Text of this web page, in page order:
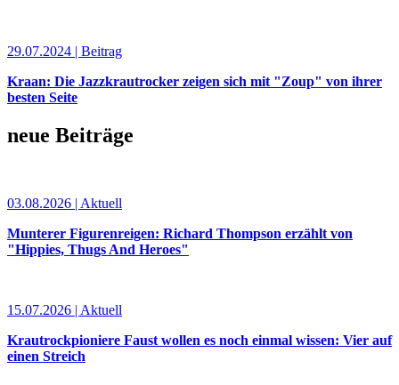
29.07.2024 | Beitrag
Kraan: Die Jazzkrautrocker zeigen sich mit "Zoup" von ihrer
besten Seite
neue Beiträge
03.08.2026 | Aktuell
Munterer Figurenreigen: Richard Thompson erzählt von
"Hippies, Thugs And Heroes"
15.07.2026 | Aktuell
Krautrockpioniere Faust wollen es noch einmal wissen: Vier auf
einen Streich